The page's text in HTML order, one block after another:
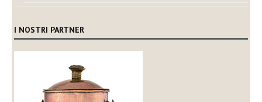
I NOSTRI PARTNER